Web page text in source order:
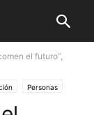
el futuro”,
Personas